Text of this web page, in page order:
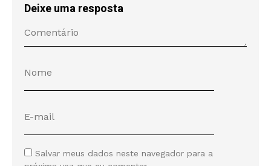
Deixe uma resposta
Salvar meus dados neste navegador para a